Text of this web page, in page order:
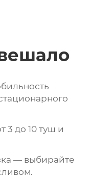
3 до 10 туш и
— выбирайте